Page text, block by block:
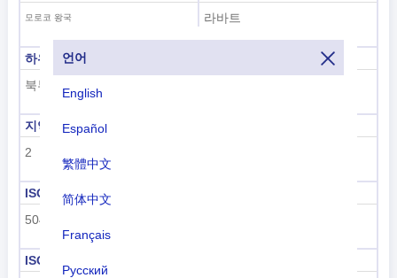
언어
English
Español
繁體中文
简体中文
Français
Русский
모로코 왕국
라바트
하위 지역 코드
북부 아프리카
지역 코드
2
ISO 3166-1 숫자
504
ISO 3166-1-알파-3